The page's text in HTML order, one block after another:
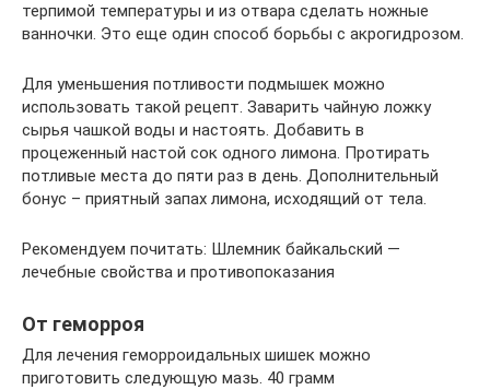
терпимой температуры и из отвара сделать ножные
ванночки. Это еще один способ борьбы с акрогидрозом.
Для уменьшения потливости подмышек можно
использовать такой рецепт. Заварить чайную ложку
сырья чашкой воды и настоять. Добавить в
процеженный настой сок одного лимона. Протирать
потливые места до пяти раз в день. Дополнительный
бонус – приятный запах лимона, исходящий от тела.
Рекомендуем почитать: Шлемник байкальский —
лечебные свойства и противопоказания
От геморроя
Для лечения геморроидальных шишек можно
приготовить следующую мазь. 40 грамм